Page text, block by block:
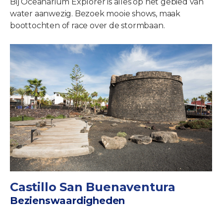
water aanwezig. Bezoek mooie shows, maak
boottochten of race over de stormbaan.
Castillo San Buenaventura
Bezienswaardigheden